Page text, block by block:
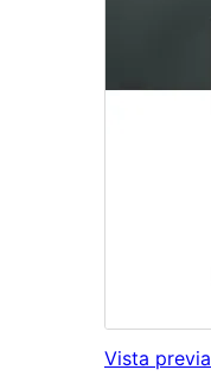
Vista previa